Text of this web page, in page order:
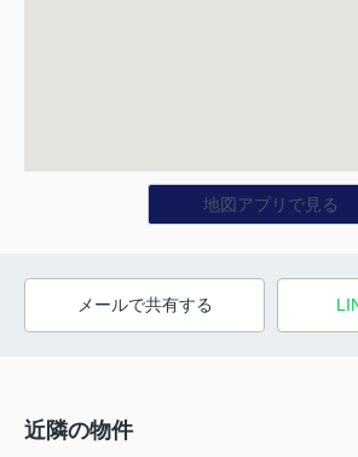
地図アプリで見る
メールで共有する
近隣の物件